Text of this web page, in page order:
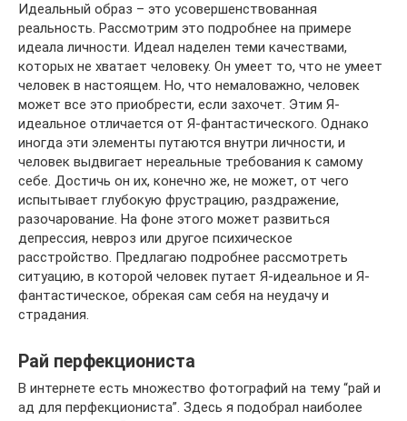
Идеальный образ – это усовершенствованная
реальность. Рассмотрим это подробнее на примере
идеала личности. Идеал наделен теми качествами,
которых не хватает человеку. Он умеет то, что не умеет
человек в настоящем. Но, что немаловажно, человек
может все это приобрести, если захочет. Этим Я-
идеальное отличается от Я-фантастического. Однако
иногда эти элементы путаются внутри личности, и
человек выдвигает нереальные требования к самому
себе. Достичь он их, конечно же, не может, от чего
испытывает глубокую фрустрацию, раздражение,
разочарование. На фоне этого может развиться
депрессия, невроз или другое психическое
расстройство. Предлагаю подробнее рассмотреть
ситуацию, в которой человек путает Я-идеальное и Я-
фантастическое, обрекая сам себя на неудачу и
страдания.
Рай перфекциониста
В интернете есть множество фотографий на тему “рай и
ад для перфекциониста”. Здесь я подобрал наиболее